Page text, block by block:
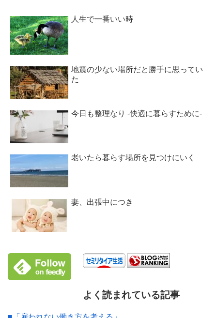
人生で一番いい時
地震の少ない場所だと勝手に思ってい
た
今日も整理なり -快適に暮らすために-
老いたら暮らす場所を見つけにいく
妻、出張中につき
よく読まれている記事